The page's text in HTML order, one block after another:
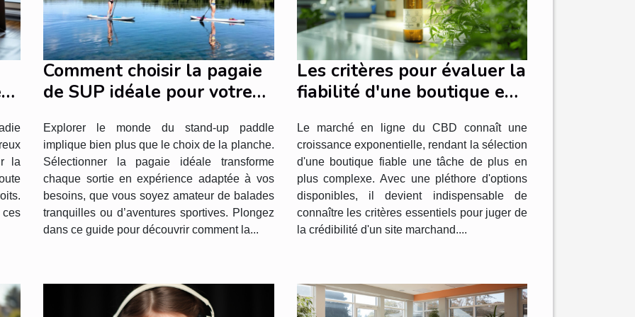
la
ces
Comment choisir la pagaie
de SUP idéale pour votre
Explorer le monde du stand-up paddle
implique bien plus que le choix de la planche.
Sélectionner la pagaie idéale transforme
chaque sortie en expérience adaptée à vos
besoins, que vous soyez amateur de balades
tranquilles ou d’aventures sportives. Plongez
dans ce guide pour découvrir comment la...
Les critères pour évaluer la
fiabilité d'une boutique en
Le marché en ligne du CBD connaît une
croissance exponentielle, rendant la sélection
d'une boutique fiable une tâche de plus en
plus complexe. Avec une pléthore d'options
disponibles, il devient indispensable de
connaître les critères essentiels pour juger de
la crédibilité d'un site marchand....